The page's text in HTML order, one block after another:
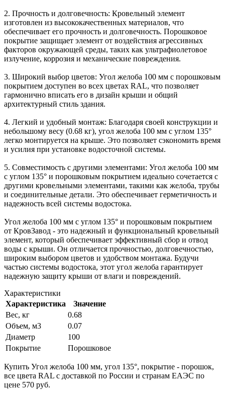
2. Прочность и долговечность: Кровельный элемент
изготовлен из высококачественных материалов, что
обеспечивает его прочность и долговечность. Порошковое
покрытие защищает элемент от воздействия агрессивных
факторов окружающей среды, таких как ультрафиолетовое
излучение, коррозия и механические повреждения.
3. Широкий выбор цветов: Угол желоба 100 мм с порошковым
покрытием доступен во всех цветах RAL, что позволяет
гармонично вписать его в дизайн крыши и общий
архитектурный стиль здания.
4. Легкий и удобный монтаж: Благодаря своей конструкции и
небольшому весу (0.68 кг), угол желоба 100 мм с углом 135°
легко монтируется на крыше. Это позволяет сэкономить время
и усилия при установке водосточной системы.
5. Совместимость с другими элементами: Угол желоба 100 мм
с углом 135° и порошковым покрытием идеально сочетается с
другими кровельными элементами, такими как желоба, трубы
и соединительные детали. Это обеспечивает герметичность и
надежность всей системы водостока.
Угол желоба 100 мм с углом 135° и порошковым покрытием
от КровЗавод - это надежный и функциональный кровельный
элемент, который обеспечивает эффективный сбор и отвод
воды с крыши. Он отличается прочностью, долговечностью,
широким выбором цветов и удобством монтажа. Будучи
частью системы водостока, этот угол желоба гарантирует
надежную защиту крыши от влаги и повреждений.
Характеристики
Характеристика
Значение
Вес, кг
0.68
Объем, м3
0.07
Диаметр
100
Покрытие
Порошковое
Купить Угол желоба 100 мм, угол 135°, покрытие - порошок,
все цвета RAL с доставкой по России и странам ЕАЭС по
цене 570 руб.